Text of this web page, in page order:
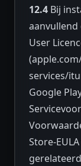
12.4 Bij
aanvullend
User
services/
Google
Store-